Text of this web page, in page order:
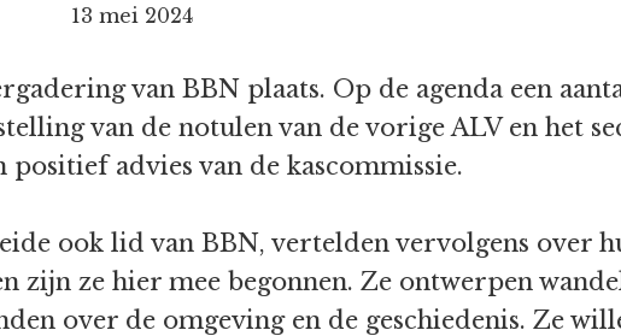
13 mei 2024
van BBN plaats. Op de agenda een
van de notulen van de vorige ALV en het
advies van de kascommissie.
ook lid van BBN, vertelden vervolgens over
zijn ze hier mee begonnen. Ze ontwerpen
over de omgeving en de geschiedenis. Ze